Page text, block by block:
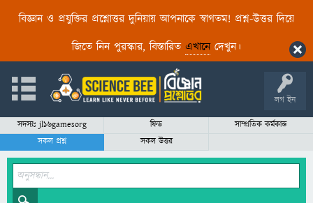
বিজ্ঞান ও প্রযুক্তির প্রশ্নোত্তর দুনিয়ায় আপনাকে স্বাগতম! প্রশ্ন-উত্তর দিয়ে
জিতে নিন পুরস্কার, বিস্তারিত এখানেদেখুন।
লগ ইন
সদস্যঃ jl16gamesorg ফিড
সাম্প্রতিক কর্মকান্ড
সকল প্রশ্ন
সকল উত্তর